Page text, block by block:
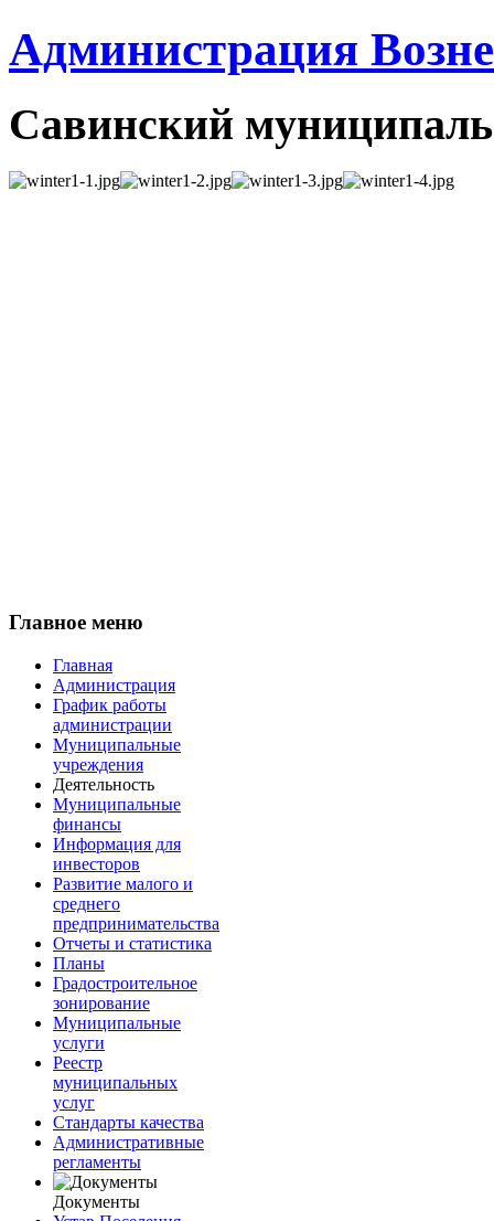
Администрация
Савинский
Главное меню
Главная
Администрация
График работы
администрации
Муниципальные
учреждения
Деятельность
Муниципальные
финансы
Информация для
инвесторов
Развитие малого и
среднего
предпринимательства
Отчеты и статистика
Планы
Градостроительное
зонирование
Муниципальные
услуги
Реестр
муниципальных
услуг
Стандарты качества
Административные
регламенты
Документы